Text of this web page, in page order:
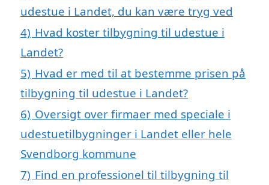
udestue i Landet, du kan være tryg ved
4) Hvad koster tilbygning til udestue i
Landet?
5) Hvad er med til at bestemme prisen på
tilbygning til udestue i Landet?
6) Oversigt over firmaer med speciale i
udestuetilbygninger i Landet eller hele
Svendborg kommune
7) Find en professionel til tilbygning til